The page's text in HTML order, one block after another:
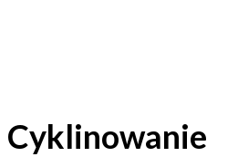
Cyklinowanie